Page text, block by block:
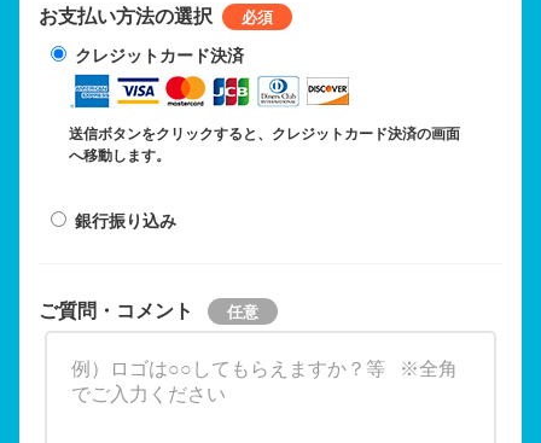
お支払い方法の選択
クレジットカード決済
送信ボタンをクリックすると、クレジットカード決済の画面
へ移動します。
銀行振り込み
ご質問・コメント